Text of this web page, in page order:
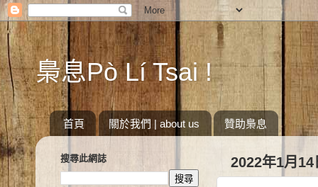
梟息Pò Lí Tsai !
首頁 關於我們 | about us 贊助梟息
2022年1月
搜尋此網誌